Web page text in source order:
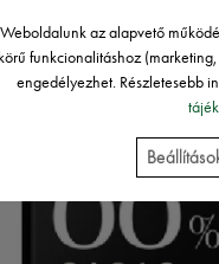
Weboldalunk az alapvető
körű funkcionalitáshoz
engedélyezhet. Részletesebb